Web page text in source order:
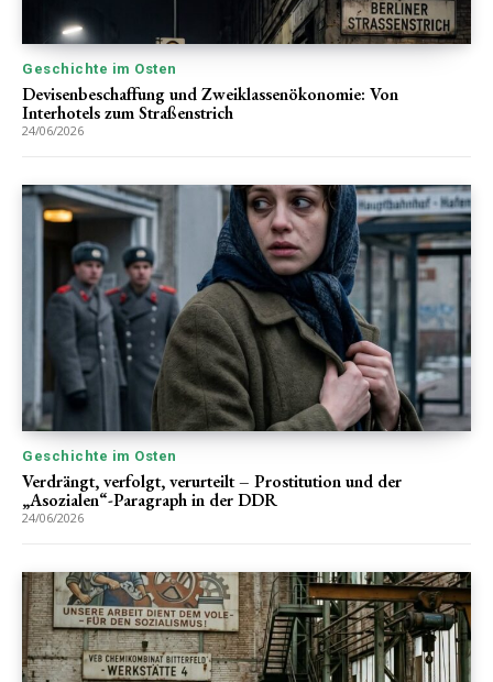
Geschichte im Osten
Devisenbeschaffung und Zweiklassenökonomie: Von
Interhotels zum Straßenstrich
24/06/2026
Geschichte im Osten
Verdrängt, verfolgt, verurteilt – Prostitution und der
„Asozialen“-Paragraph in der DDR
24/06/2026